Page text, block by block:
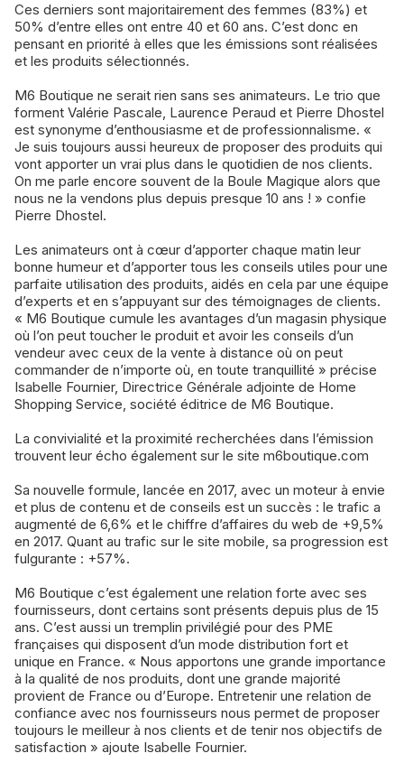
Ces derniers sont majoritairement des femmes (83%) et
50% d’entre elles ont entre 40 et 60 ans. C’est donc en
pensant en priorité à elles que les émissions sont réalisées
et les produits sélectionnés.
M6 Boutique ne serait rien sans ses animateurs. Le trio que
forment Valérie Pascale, Laurence Peraud et Pierre Dhostel
est synonyme d’enthousiasme et de professionnalisme. «
Je suis toujours aussi heureux de proposer des produits qui
vont apporter un vrai plus dans le quotidien de nos clients.
On me parle encore souvent de la Boule Magique alors que
nous ne la vendons plus depuis presque 10 ans ! » confie
Pierre Dhostel.
Les animateurs ont à cœur d’apporter chaque matin leur
bonne humeur et d’apporter tous les conseils utiles pour une
parfaite utilisation des produits, aidés en cela par une équipe
d’experts et en s’appuyant sur des témoignages de clients.
« M6 Boutique cumule les avantages d’un magasin physique
où l’on peut toucher le produit et avoir les conseils d’un
vendeur avec ceux de la vente à distance où on peut
commander de n’importe où, en toute tranquillité » précise
Isabelle Fournier, Directrice Générale adjointe de Home
Shopping Service, société éditrice de M6 Boutique.
La convivialité et la proximité recherchées dans l’émission
trouvent leur écho également sur le site m6boutique.com
Sa nouvelle formule, lancée en 2017, avec un moteur à envie
et plus de contenu et de conseils est un succès : le trafic a
augmenté de 6,6% et le chiffre d’affaires du web de +9,5%
en 2017. Quant au trafic sur le site mobile, sa progression est
fulgurante : +57%.
M6 Boutique c’est également une relation forte avec ses
fournisseurs, dont certains sont présents depuis plus de 15
ans. C’est aussi un tremplin privilégié pour des PME
françaises qui disposent d’un mode distribution fort et
unique en France. « Nous apportons une grande importance
à la qualité de nos produits, dont une grande majorité
provient de France ou d’Europe. Entretenir une relation de
confiance avec nos fournisseurs nous permet de proposer
toujours le meilleur à nos clients et de tenir nos objectifs de
satisfaction » ajoute Isabelle Fournier.